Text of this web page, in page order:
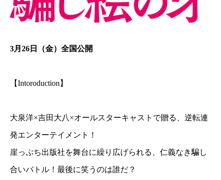
3月26日（金）全国公開
【Intoroduction】
大泉洋×吉田大八×オールスターキャストで贈る、逆転連
発エンターテイメント！
崖っぷち出版社を舞台に繰り広げられる、仁義なき騙し
合いバトル！最後に笑うのは誰だ？